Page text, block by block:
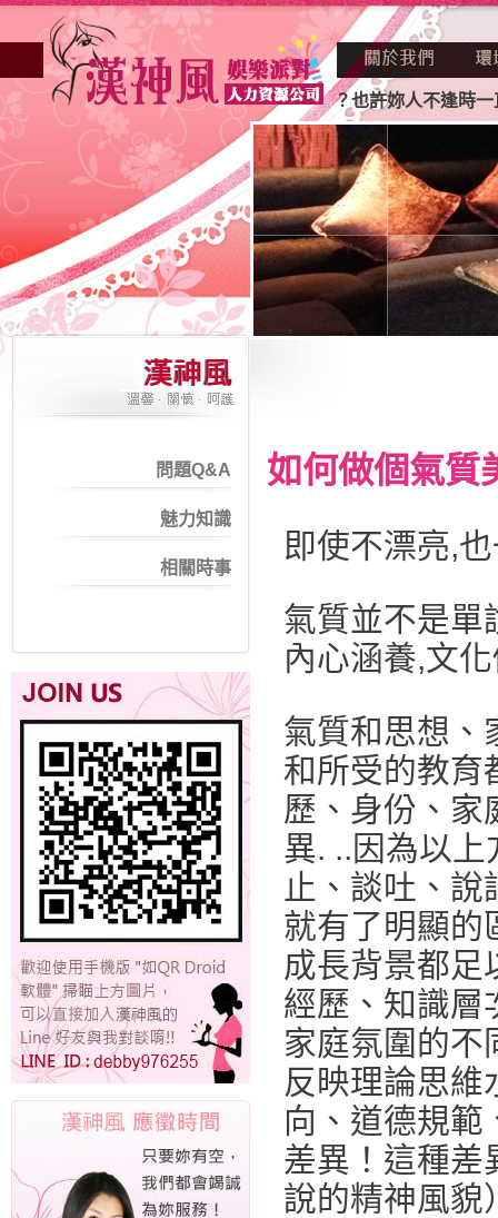
店業妳正因不景氣的年代找不到工作？也許妳人不逢時一直
問題Q&A
魅力知識
相關時事
如何做個氣質
即使不漂亮,
氣質並不是單
內心涵養,文
氣質和思想、
和所受的教育
歷、身份、家
異. ..因為以
止、談吐、
就有了明顯的
成長背景都
經歷、知識層
家庭氛圍的不
反映理論思維
向、道德規範
差異！這種差
說的精神風